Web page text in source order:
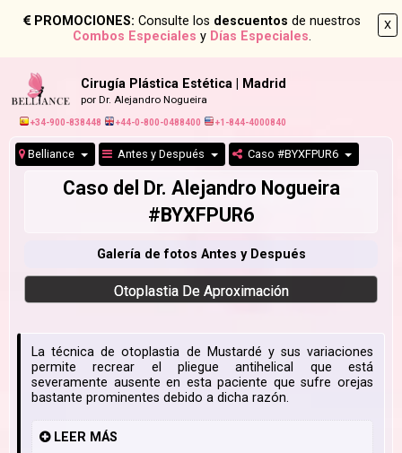
X
PROMOCIONES: Consulte los descuentos de nuestros
Combos Especiales y Días Especiales.
Cirugía Plástica Estética | Madrid
por Dr. Alejandro Nogueira
+34-900-838448 +44-0-800-0488400 +1-844-4000840
Belliance Antes y Después Caso #BYXFPUR6
Caso del Dr. Alejandro Nogueira
#BYXFPUR6
Galería de fotos Antes y Después
Otoplastia De Aproximación
La técnica de otoplastia de Mustardé y sus variaciones
permite recrear el pliegue antihelical que está
severamente ausente en esta paciente que sufre orejas
bastante prominentes debido a dicha razón.
LEER MÁS